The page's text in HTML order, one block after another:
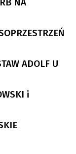
ADOLF U
i